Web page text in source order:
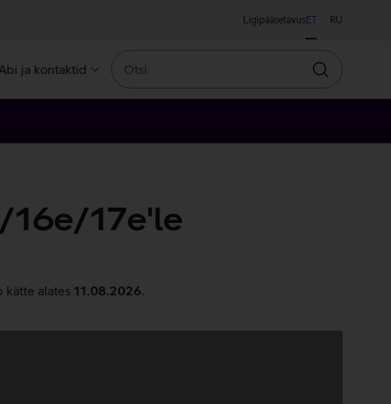
LigipääsetavusET RU
Abi ja kontaktid
Otsin
16e/17e'le
kätte alates 11.08.2026